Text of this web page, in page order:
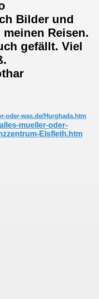
Bilder und
Reisen.
gefällt. Viel
oder-was.de/Hurghada.htm
mueller-oder-
Elsfleth.htm